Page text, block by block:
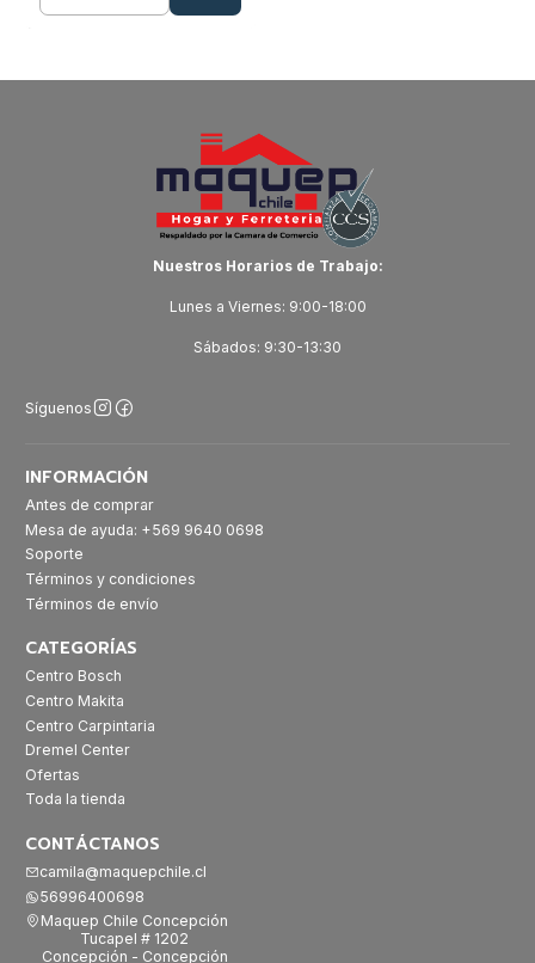
Nuestros Horarios de Trabajo:
Lunes a Viernes: 9:00-18:00
Sábados: 9:30-13:30
Síguenos
INFORMACIÓN
Antes de comprar
Mesa de ayuda: +569 9640 0698
Soporte
Términos y condiciones
Términos de envío
CATEGORÍAS
Centro Bosch
Centro Makita
Centro Carpintaria
Dremel Center
Ofertas
Toda la tienda
CONTÁCTANOS
camila@maquepchile.cl
56996400698
Maquep Chile Concepción
Tucapel # 1202
Concepción - Concepción